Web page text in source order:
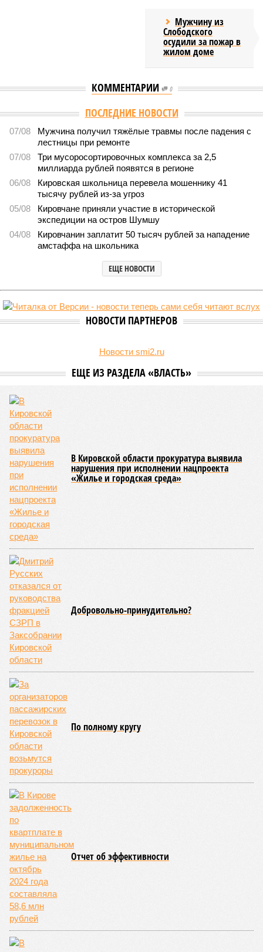
Мужчину из
Слободского
осудили за пожар в
жилом доме
КОММЕНТАРИИ 0
Версия //Общество //
Новостройки Кировской области подорожали на
Новостройки Кировской области подорожали на 6%
5530
Можем себе позволить?
Новостройки Кировской области подорожали на 6% (фото:
freepik.com/freepik)
Кировстат обнародовал данные по рынку жилой недвижимости
за последний квартал 2025 года. Средняя стоимость квадратного
метра в новостройках достигла 124 934 рублей, тогда как на
вторичном рынке жилья цена оказалась существенно ниже – 92
947 рублей за квадратный метр.
За год средняя цена квартир в новых домах
на 6%, при этом наиболее ощутимым ростом отметились
квартиры улучшенного качества: их стоимость выросла на
6,7%. Элитные объекты подорожали на 5,8%, а жильё
среднего качества прибавило 3,6%.
Вторичный рынок показал более активную динамику: цены
выросли на 8,7% в годовом выражении. Лидерами
подорожания стали квартиры среднего и улучшенного
качества, которые подорожали на 11,4% и 8,2%
соответственно. В то же время элитные апартаменты
подорожали скромнее – всего на 2,2%, а жильё низкого
качества – лишь на 1,2%. Максимальный подъём цен
пришёлся на второй квартал 2025 года, что может быть
Помнению
недвижимости в России в 2026 году ожидает стабильный,
но умеренный рост цен. Член комитета Совета Федерации
по бюджету и финансовым рынкам
отметила, что рост цен на новостройки будет находиться в
пределах 5–7%, что лишь немного превысит уровень
инфляции. Основными факторами, сдерживающими более
высокие темпы подорожания, станут высокая
себестоимость строительства и сокращение количества
вводимых в эксплуатацию новых проектов.
Эксперты прогнозируют, что первичный и вторичный рынки
где-то будут показывать разнонаправленную динамику. На
рынке новостроек, скорее всего, не ожидается
значительного роста, а возможна даже стагнация с
элементами ценовой коррекции. Чтобы стимулировать
продажи в условиях повышенной закредитованности
населения, застройщики будут активно использовать
инструменты ценовой политики: скидки, рассрочки и
выгодные условия покупки.